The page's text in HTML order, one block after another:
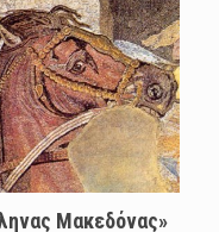
Μακεδόνας»